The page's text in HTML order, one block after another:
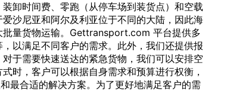
卸时间费、零跑（从停车场到装货点）和空载
沙尼亚和阿尔及利亚位于不同的大陆，因此海
量货物运输。Gettransport.com 平台提供多
以满足不同客户的需求。此外，我们还提供报
于需要快速送达的紧急货物，我们可以安排空
时，客户可以根据自身需求和预算进行权衡，
最合适的解决方案。为了更好地满足客户的需